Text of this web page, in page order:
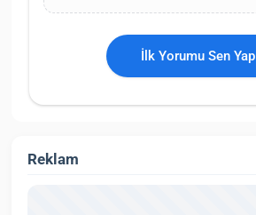
İlk Yorumu Sen Yap
Reklam